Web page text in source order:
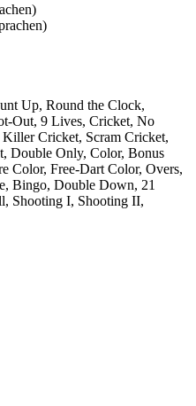
Up, Round the Clock,
Out, 9 Lives, Cricket, No
Cricket, Scram Cricket,
Double Only, Color, Bonus
Color, Free-Dart Color, Overs,
Bingo, Double Down, 21
Shooting I, Shooting II,